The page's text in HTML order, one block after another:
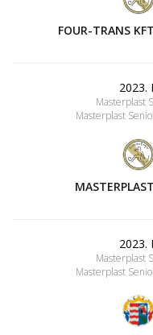
FOUR-TRANS KFT
2023.
Masterplast
Masterplast
MASTERPLAST
2023.
Masterplast
Masterplast